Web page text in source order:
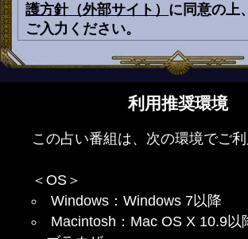
護方針（外部サイト） に同意の上
ご入力ください。
利用推奨環境
この占い番組は、次の環境でご利
＜OS＞
Windows：Windows 7以降
Macintosh：Mac OS X 10.9以